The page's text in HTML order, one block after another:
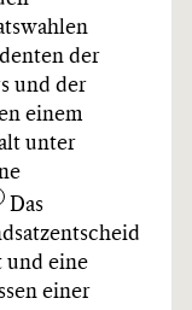
der
und der
einem
unter
Das
und eine
einer